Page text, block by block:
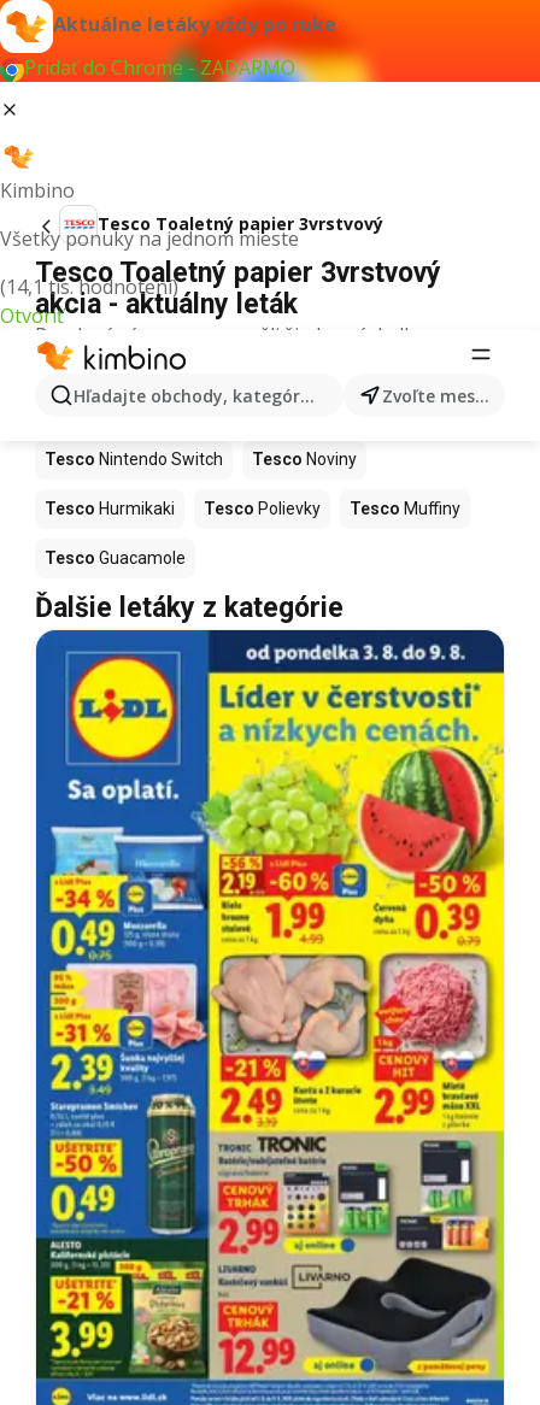
Aktuálne letáky vždy po ruke
Pridať do Chrome - ZADARMO
Kimbino
Všetky ponuky na jednom mieste
(14,1 tis. hodnotení)
Otvoriť
Hľadajte obchody, kategórie, produkty... Zvoľte mesto
Tesco Toaletný papier 3vrstvový
Tesco Toaletný papier 3vrstvový
akcia - aktuálny leták
Pre daný výraz sme nenašli žiadne výsledky.
Ďalšie produkty v obchodoch Tesco
Tesco Kapor Tesco Ashwagandha
Tesco Nintendo Switch Tesco Noviny
Tesco Hurmikaki Tesco Polievky Tesco Muffiny
Tesco Guacamole
Ďalšie letáky z kategórie